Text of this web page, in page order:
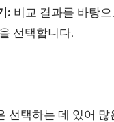
: 비교 결과를 바탕
선택합니다.
선택하는 데 있어 많